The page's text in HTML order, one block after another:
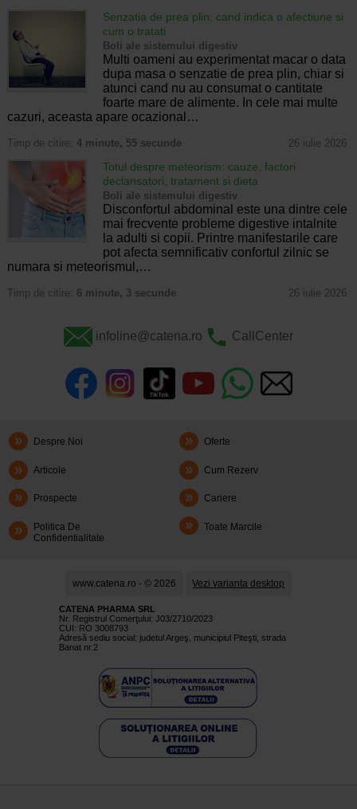
Senzatia de prea plin: cand indica o afectiune si
cum o tratati
Boli ale sistemului digestiv
Multi oameni au experimentat macar o data
dupa masa o senzatie de prea plin, chiar si
atunci cand nu au consumat o cantitate
foarte mare de alimente. In cele mai multe
cazuri, aceasta apare ocazional…
Timp de citire: 4 minute, 55 secunde 26 iulie 2026
Totul despre meteorism: cauze, factori
declansatori, tratament si dieta
Boli ale sistemului digestiv
Disconfortul abdominal este una dintre cele
mai frecvente probleme digestive intalnite
la adulti si copii. Printre manifestarile care
pot afecta semnificativ confortul zilnic se
numara si meteorismul,…
Timp de citire: 6 minute, 3 secunde 26 iulie 2026
infoline@catena.ro CallCenter
Despre Noi Oferte
Articole Cum Rezerv
Prospecte Cariere
Politica De
Confidentialitate
Toate Marcile
www.catena.ro - © 2026 Vezi varianta desktop
CATENA PHARMA SRL
Nr. Registrul Comerţului: J03/2710/2023
CUI: RO 3008793
Adresă sediu social: judetul Argeş, municipiul Piteşti, strada
Banat nr.2